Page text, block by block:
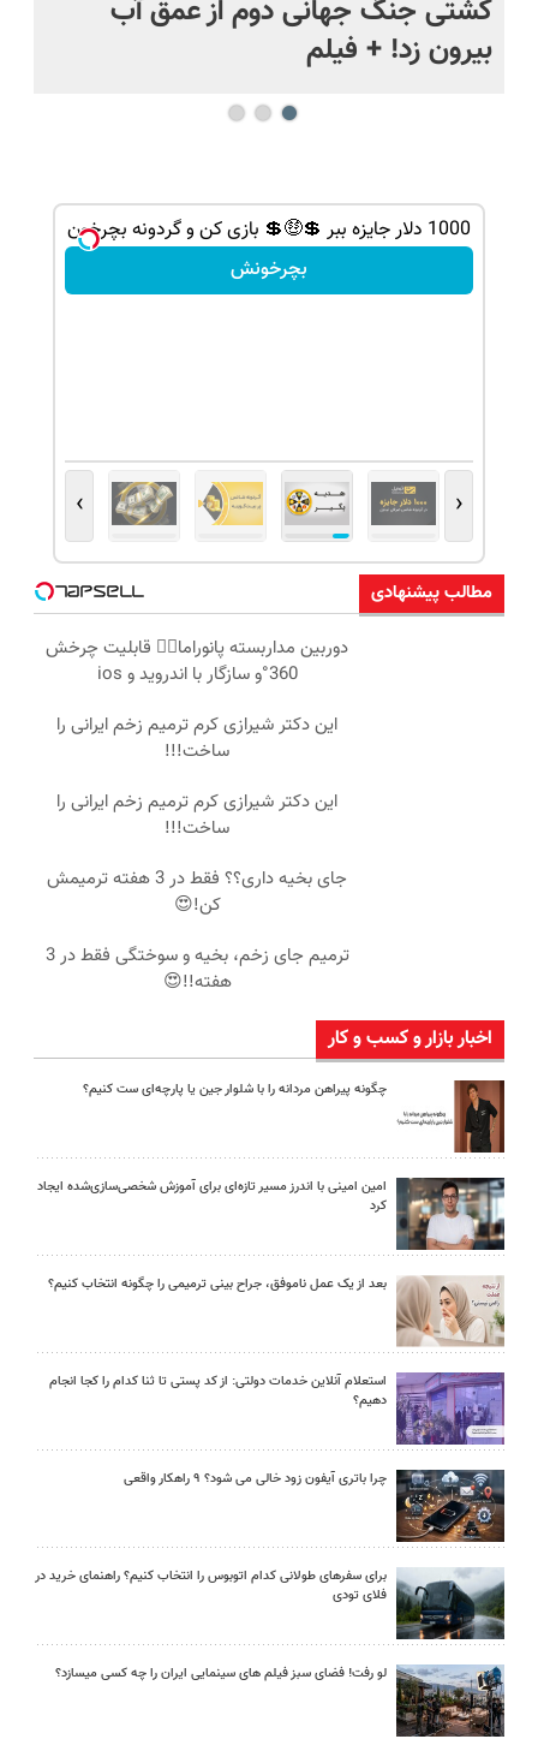
کشتی‌ جنگ جهانی دوم از عمق آب
بیرون زد! + فیلم
1000 دلار جایزه ببر 💲🤑💲 بازی کن و گردونه بچرخون
بچرخونش
‹
›
مطالب پیشنهادی
دوربین مداربسته پانوراما👈🏻 قابلیت چرخش
360°و سازگار با اندروید و ios
این دکتر شیرازی کرم ترمیم زخم ایرانی را
ساخت!!!
این دکتر شیرازی کرم ترمیم زخم ایرانی را
ساخت!!!
جای بخیه داری؟؟ فقط در 3 هفته ترمیمش
کن!😍
ترمیم جای زخم، بخیه و سوختگی فقط در 3
هفته!!😍
اخبار بازار و کسب و کار
چگونه پیراهن مردانه را با شلوار جین یا پارچه‌ای ست کنیم؟
امین امینی با اندرز مسیر تازه‌ای برای آموزش شخصی‌سازی‌شده ایجاد
کرد
بعد از یک عمل ناموفق، جراح بینی ترمیمی را چگونه انتخاب کنیم؟
استعلام آنلاین خدمات دولتی: از کد پستی تا ثنا کدام را کجا انجام
دهیم؟
چرا باتری آیفون زود خالی می شود؟ ۹ راهکار واقعی
برای سفرهای طولانی کدام اتوبوس را انتخاب کنیم؟ راهنمای خرید در
فلای تودی
لو رفت! فضای سبز فیلم های سینمایی ایران را چه کسی میسازد؟